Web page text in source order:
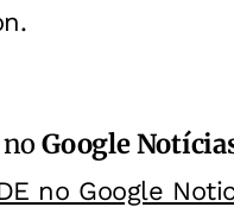
noGoogle
no Google